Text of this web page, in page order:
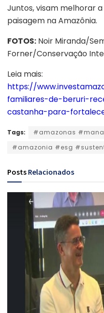
Juntos, visam melhorar
paisagem na Amazônia.
FOTOS: Noir Miranda/
Forner/Conservação
Leia mais:
https://
familiares-de-beruri-
castanha-para-
Tags:
#amazonas
#amazonia #esg
Posts Relacionados